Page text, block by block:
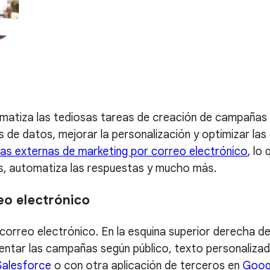
las tediosas tareas de creación de
datos, mejorar la personalización y optimizar
externas de marketing por correo electrónico, lo
automatiza las respuestas y mucho más.
electrónico
electrónico. En la esquina superior derecha
las campañas según público, texto
o con otra aplicación de terceros en